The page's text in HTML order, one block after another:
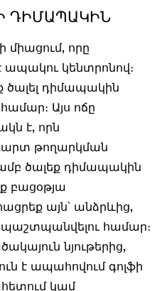
ԴԻՄԱՊԱԿԻՆ
միացում, որը
ապակու կենտրոնով։
ծալել դիմապակին
Այս ոճը
է, որն
թողարկման
ծալեք դիմապակին
բացօթյա
այն՝ անձրևից,
պաշտպանվելու համար։
նյութերից,
է ապահովում գոլֆի
կամ